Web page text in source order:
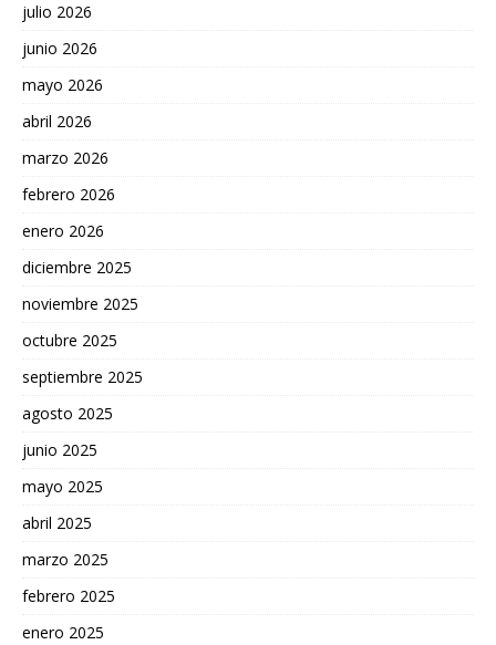
julio 2026
junio 2026
mayo 2026
abril 2026
marzo 2026
febrero 2026
enero 2026
diciembre 2025
noviembre 2025
octubre 2025
septiembre 2025
agosto 2025
junio 2025
mayo 2025
abril 2025
marzo 2025
febrero 2025
enero 2025